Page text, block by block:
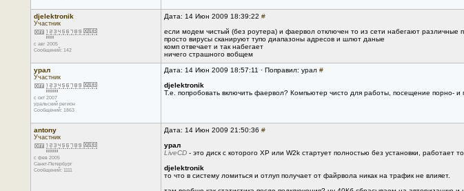
djelektronik
Участник
с авг 2005
Сообщений: 142
Дата: 14 Июн 2009 18:39:22 #
если модем чистый (без роутера) и фаервол отключен то из сети набегают различные
просто вирусы сканируют тупо диапазоны адресов и шлют даные
комп отвечает и так набегает
ничего страшного вобщем
урал
Участник
с окт 2007
уральский регион
Сообщений: 1863
Дата: 14 Июн 2009 18:57:11 · Поправил: урал #
djelektronik
Т.е. попробовать включить фаервол? Компьютер чисто для работы, посещение порно-
antony
Участник
с фев 2005
Санкт-Петербург
Сообщений: 1111
Дата: 14 Июн 2009 21:50:36 #
урал
LiveCD- это диск с которого XP или W2k стартует полностью без установки, работает
djelektronik
то что в систему ломиться и отлуп получает от файрвола никак на трафик не влияет.